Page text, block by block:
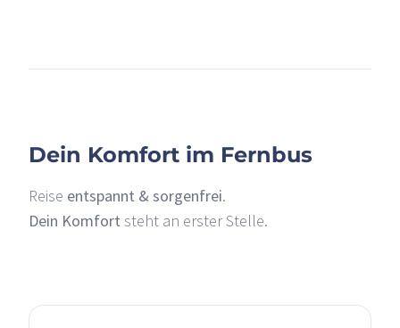
Dein Komfort im Fernbus
Reise entspannt & sorgenfrei.
Dein Komfort steht an erster Stelle.